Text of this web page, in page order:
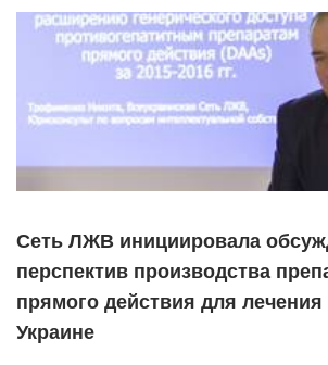
Сеть ЛЖВ инициировала
перспектив производства
прямого действия для лечения
Украине